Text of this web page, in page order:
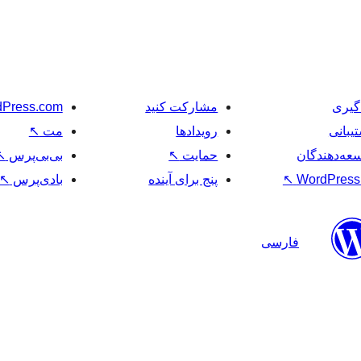
↖
مشارکت کنید
رویدادها
حمایت ↖
پنج برای آینده
مت ↖
بی‌بی‌پرس
بادی‌پرس ↖
فارسی